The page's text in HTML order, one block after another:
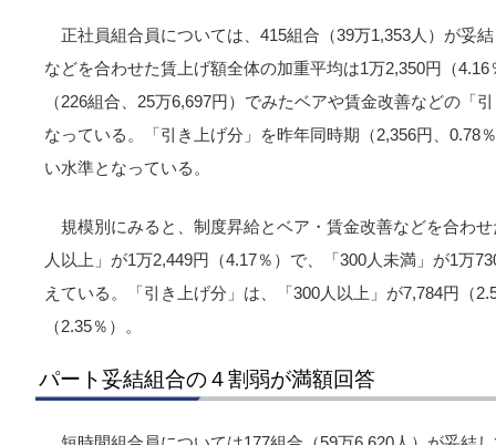
正社員組合員については、415組合（39万1,353人）が妥
などを合わせた賃上げ額全体の加重平均は1万2,350円（
（226組合、25万6,697円）でみたベアや賃金改善などの「
なっている。「引き上げ分」を昨年同時期（2,356円、0.78
い水準となっている。
規模別にみると、制度昇給とベア・賃金改善などを合わ
人以上」が1万2,449円（4.17％）で、「300人未満」が1万
えている。「引き上げ分」は、「300人以上」が7,784円（
（2.35％）。
パート妥結組合の４割弱が満額回答